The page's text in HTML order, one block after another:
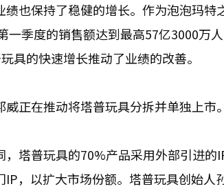
绩也保持了稳健的增长。作为泡泡玛
一季度的销售额达到最高57亿3000万
具的快速增长推动了业绩的改善。
威正在推动将塔普玩具分拆并单独上市
，塔普玩具的70%产品采用外部引进
IP，以扩大市场份额。塔普玩具创始